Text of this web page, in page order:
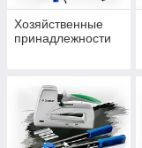
Хозяйственные
принадлежности